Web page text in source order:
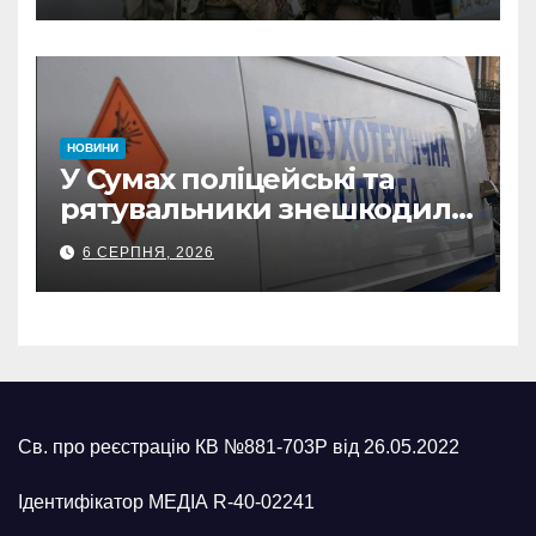
з Охтирки
НОВИНИ
У Сумах поліцейські та
рятувальники знешкодили
500-кілограмову авіабомбу
росіян
6 СЕРПНЯ, 2026
Св. про реєстрацію КВ №881-703Р від 26.05.2022
Ідентифікатор МЕДІА R-40-02241